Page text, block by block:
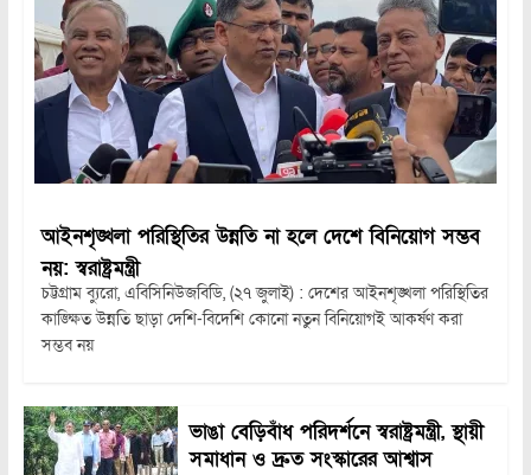
আইনশৃঙ্খলা পরিস্থিতির উন্নতি না হলে দেশে বিনিয়োগ সম্ভব
নয়: স্বরাষ্ট্রমন্ত্রী
চট্টগ্রাম ব্যুরো, এবিসিনিউজবিডি, (২৭ জুলাই) : দেশের আইনশৃঙ্খলা পরিস্থিতির
কাঙ্ক্ষিত উন্নতি ছাড়া দেশি-বিদেশি কোনো নতুন বিনিয়োগই আকর্ষণ করা
সম্ভব নয়
ভাঙা বেড়িবাঁধ পরিদর্শনে স্বরাষ্ট্রমন্ত্রী, স্থায়ী
সমাধান ও দ্রুত সংস্কারের আশ্বাস